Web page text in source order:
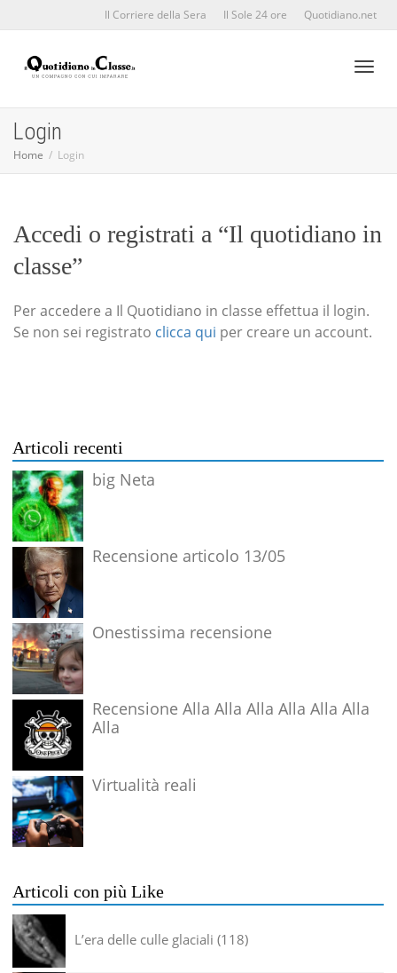
Il Corriere della Sera Il Sole 24 ore Quotidiano.net
Login
Home Login
Accedi o registrati a “Il quotidiano in
classe”
Per accedere a Il Quotidiano in classe effettua il login.
Se non sei registrato clicca qui per creare un account.
Articoli recenti
big Neta
Recensione articolo 13/05
Onestissima recensione
Recensione Alla Alla Alla Alla Alla Alla
Alla
Virtualità reali
Articoli con più Like
L’era delle culle glaciali 118